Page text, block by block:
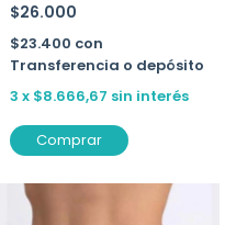
$26.000
$23.400 con
Transferencia o depósito
3 x $8.666,67 sin interés
Comprar